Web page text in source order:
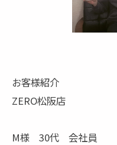
お客様紹介
ZERO松阪店
M様 30代 会社員